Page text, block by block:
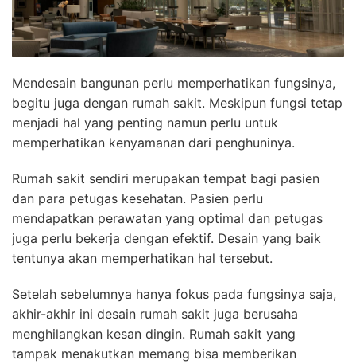
Mendesain bangunan perlu memperhatikan fungsinya,
begitu juga dengan rumah sakit. Meskipun fungsi tetap
menjadi hal yang penting namun perlu untuk
memperhatikan kenyamanan dari penghuninya.
Rumah sakit sendiri merupakan tempat bagi pasien
dan para petugas kesehatan. Pasien perlu
mendapatkan perawatan yang optimal dan petugas
juga perlu bekerja dengan efektif. Desain yang baik
tentunya akan memperhatikan hal tersebut.
Setelah sebelumnya hanya fokus pada fungsinya saja,
akhir-akhir ini desain rumah sakit juga berusaha
menghilangkan kesan dingin. Rumah sakit yang
tampak menakutkan memang bisa memberikan